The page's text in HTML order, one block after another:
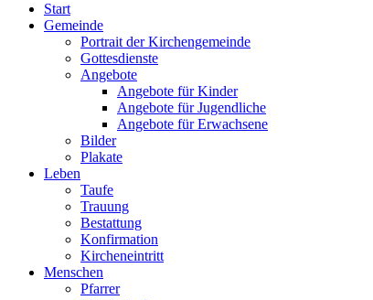
Start
Gemeinde
Portrait der Kirchengemeinde
Gottesdienste
Angebote
Angebote für Kinder
Angebote für Jugendliche
Angebote für Erwachsene
Bilder
Plakate
Leben
Taufe
Trauung
Bestattung
Konfirmation
Kircheneintritt
Menschen
Pfarrer